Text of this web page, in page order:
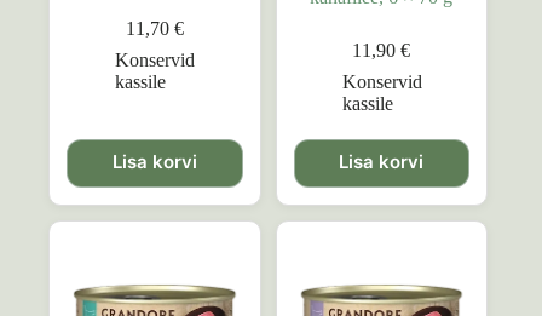
11,70 €
Konservid
kassile
Lisa korvi
11,90€
Konservid
kassile
Lisa korvi